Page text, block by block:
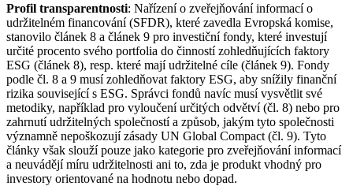
Profil transparentnosti: Nařízení o zveřejňování informací o
udržitelném financování (SFDR), které zavedla Evropská komise,
stanovilo článek 8 a článek 9 pro investiční fondy, které investují
určité procento svého portfolia do činností zohledňujících faktory
ESG (článek 8), resp. které mají udržitelné cíle (článek 9). Fondy
podle čl. 8 a 9 musí zohledňovat faktory ESG, aby snížily finanční
rizika související s ESG. Správci fondů navíc musí vysvětlit své
metodiky, například pro vyloučení určitých odvětví (čl. 8) nebo pro
zahrnutí udržitelných společností a způsob, jakým tyto společnosti
významně nepoškozují zásady UN Global Compact (čl. 9). Tyto
články však slouží pouze jako kategorie pro zveřejňování informací
a neuvádějí míru udržitelnosti ani to, zda je produkt vhodný pro
investory orientované na hodnotu nebo dopad.